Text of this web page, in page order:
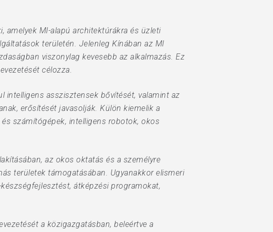
amelyek MI-alapú architektúrákra és üzleti
területén. Jelenleg Kínában az MI
viszonylag kevesebb az alkalmazás. Ez
célozza.
intelligens asszisztensek bővítését, valamint az
erősítését javasolják. Külön kiemelik a
számítógépek, intelligens robotok, okos
az okos oktatás és a személyre
területek támogatásában. Ugyanakkor elismeri
átképzési programokat,
a közigazgatásban, beleértve a